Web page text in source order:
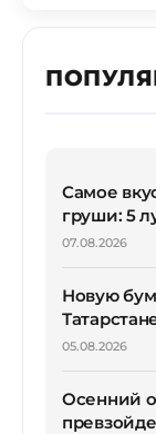
Самое
груши: 5
07.08.2026
Новую
05.08.2026
Осенний